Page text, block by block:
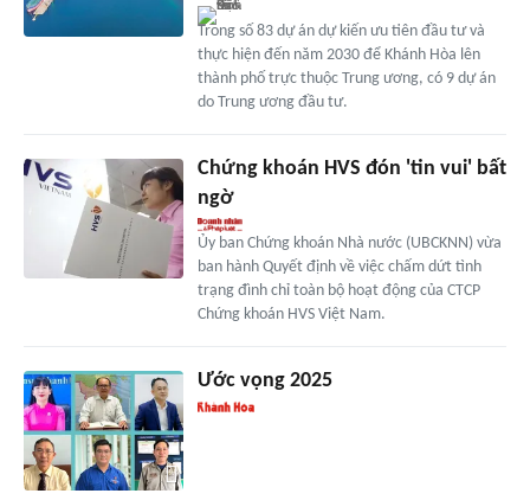
Trong số 83 dự án dự kiến ưu tiên đầu tư và
thực hiện đến năm 2030 để Khánh Hòa lên
thành phố trực thuộc Trung ương, có 9 dự án
do Trung ương đầu tư.
Chứng khoán HVS đón 'tin vui' bất
ngờ
Ủy ban Chứng khoán Nhà nước (UBCKNN) vừa
ban hành Quyết định về việc chấm dứt tình
trạng đình chỉ toàn bộ hoạt động của CTCP
Chứng khoán HVS Việt Nam.
Ước vọng 2025